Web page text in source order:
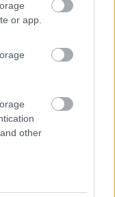
or app.
other
27/05/2020
lo stesso problema: il
elettrico funziona. E'
fare, meglio
presente non è un
adatto e che